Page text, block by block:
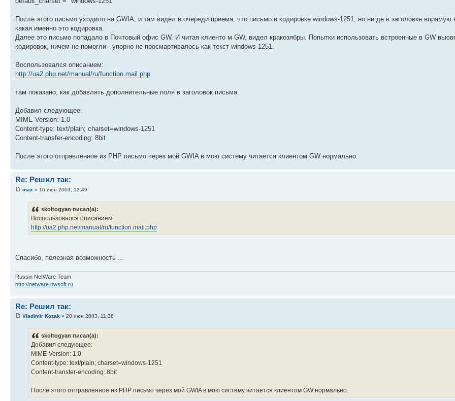
После этого письмо уходило на GWIA, и там видел в очереди приема, что письмо в кодировке windows-1251, но нигде в заголовке впрямую
какая именно это кодировка.
Далее это письмо попадало в Почтовый офис GW. И читая клиенто м GW, видел кракозябры. Попытки использовать встроенные в GW
кодировок, ничем не помогли - упорно не просмартивалось как текст windows-1251.
Воспользовался описанием:
http://ua2.php.net/manual/ru/function.mail.php
там показано, как добавлять дополнительные поля в заголовок письма.
Добавил следующее:
MIME-Version: 1.0
Content-type: text/plain; charset=windows-1251
Content-transfer-encoding: 8bit
После этого отправленное из PHP письмо через мой GWIA в мою систему читается клиентом GW нормально.
Re: Решил так:
max » 16 июн 2003, 13:49
skoltogyan писал(а):
Воспользовался описанием:
http://ua2.php.net/manual/ru/function.mail.php
Спасибо, полезная возможность ...
Russin NetWare Team
http://netware.nwsoft.ru
Re: Решил так:
Vladimir Kozak » 20 июн 2003, 11:36
skoltogyan писал(а):
Добавил следующее:
MIME-Version: 1.0
Content-type: text/plain; charset=windows-1251
Content-transfer-encoding: 8bit
После этого отправленное из PHP письмо через мой GWIA в мою систему читается клиентом GW нормально.